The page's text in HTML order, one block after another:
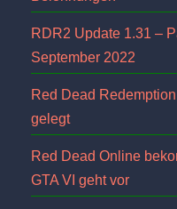
RDR2 Update 1.31 –
September 2022
Red Dead
gelegt
Red Dead Online
GTA VI geht vor